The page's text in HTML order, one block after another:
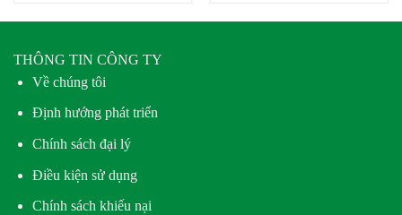
THÔNG TIN CÔNG TY
Về chúng tôi
Định hướng phát triển
Chính sách đại lý
Điều kiện sử dụng
Chính sách khiếu nại